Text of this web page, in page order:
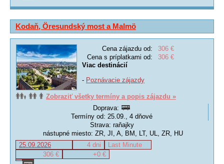
Kodaň, Öresundský most a Malmö
Cena zájazdu od:
306 €
Cena s príplatkami od:
306 €
Viac destinácií
- Poznávacie zájazdy
Zobraziť všetky termíny a popis zájazdu »
Doprava:
Termíny od: 25.09., 4 dňové
Strava: raňajky
nástupné miesto: ZR, JI, A, BM, LT, UL, ZR, HU
25.09.2026
4 dni
Last Minute
306 €
+0 €